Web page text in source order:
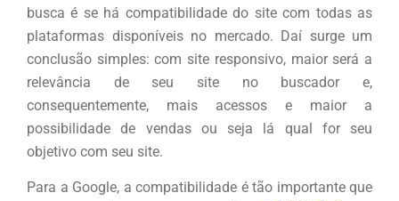
busca é se há compatibilidade do site com todas as
plataformas disponíveis no mercado. Daí surge um
conclusão simples: com site responsivo, maior será a
relevância de seu site no buscador e,
consequentemente, mais acessos e maior a
possibilidade de vendas ou seja lá qual for seu
objetivo com seu site.
Para a Google, a compatibilidade é tão importante que